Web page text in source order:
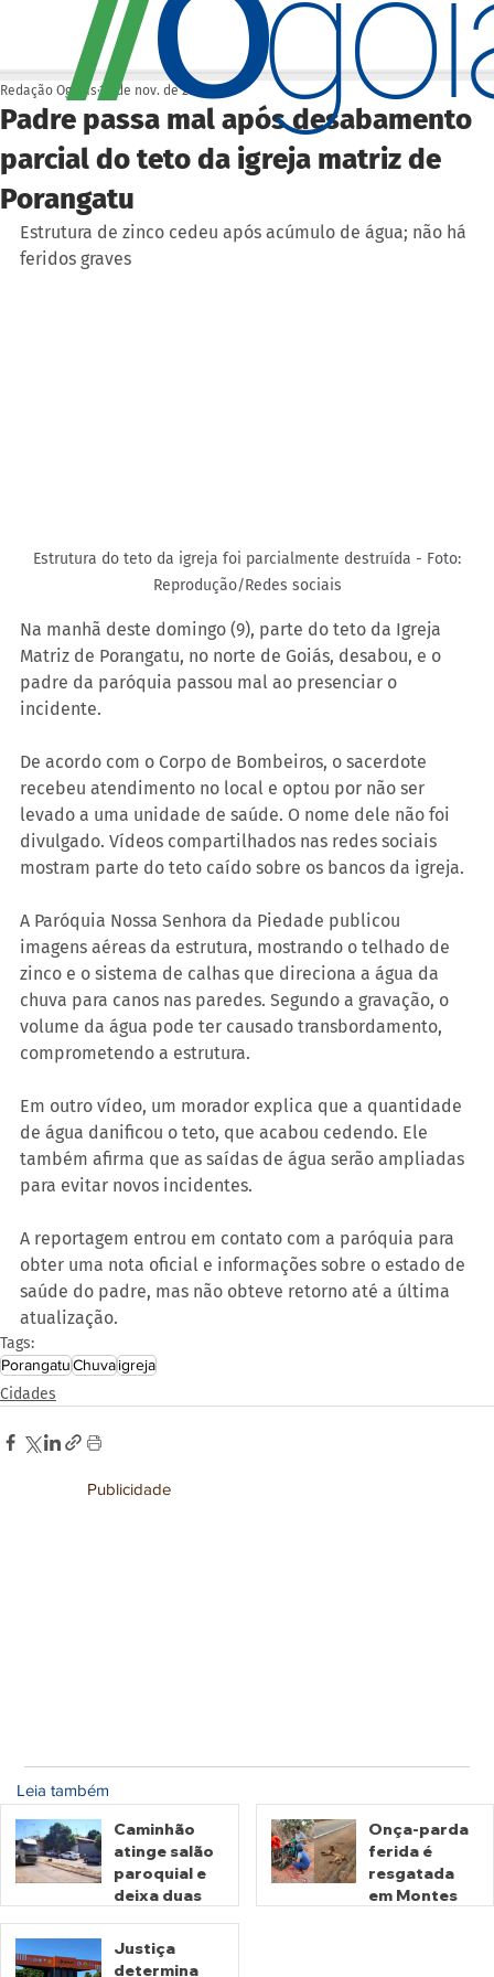
Padre passa mal após desabamento
parcial do teto da igreja matriz de
Porangatu
Redação Ogoiás 10 de nov. de 2025
Estrutura de zinco cedeu após acúmulo de água; não há
feridos graves
Estrutura do teto da igreja foi parcialmente destruída - Foto:
Reprodução/Redes sociais
Na manhã deste domingo (9), parte do teto da Igreja
Matriz de Porangatu, no norte de Goiás, desabou, e o
padre da paróquia passou mal ao presenciar o
incidente.
De acordo com o Corpo de Bombeiros, o sacerdote
recebeu atendimento no local e optou por não ser
levado a uma unidade de saúde. O nome dele não foi
divulgado. Vídeos compartilhados nas redes sociais
mostram parte do teto caído sobre os bancos da igreja.
A Paróquia Nossa Senhora da Piedade publicou
imagens aéreas da estrutura, mostrando o telhado de
zinco e o sistema de calhas que direciona a água da
chuva para canos nas paredes. Segundo a gravação, o
volume da água pode ter causado transbordamento,
comprometendo a estrutura.
Em outro vídeo, um morador explica que a quantidade
de água danificou o teto, que acabou cedendo. Ele
também afirma que as saídas de água serão ampliadas
para evitar novos incidentes.
A reportagem entrou em contato com a paróquia para
obter uma nota oficial e informações sobre o estado de
saúde do padre, mas não obteve retorno até a última
atualização.
Tags:
PorangatuChuvaigreja
Cidades
Publicidade
Leia também
Caminhão
atinge salão
paroquial e
deixa duas
mortas em
Crixás
Onça-parda
ferida é
resgatada
em Montes
Justiça
determina